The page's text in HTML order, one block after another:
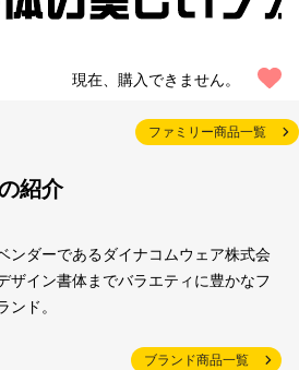
現在、購入できません。
ファミリー商品一覧
紹介
ンダーであるダイナコムウェア株式会
ザイン書体までバラエティに豊かなフ
ンド。
ブランド商品一覧